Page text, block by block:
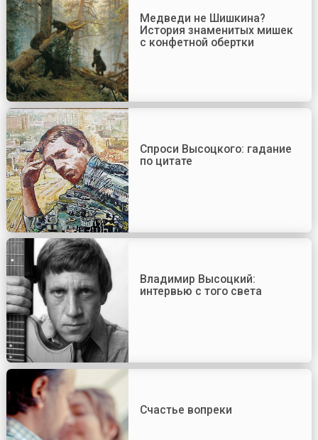
Медведи не Шишкина?
История знаменитых мишек
с конфетной обертки
Спроси Высоцкого: гадание
по цитате
Владимир Высоцкий:
интервью с того света
Счастье вопреки